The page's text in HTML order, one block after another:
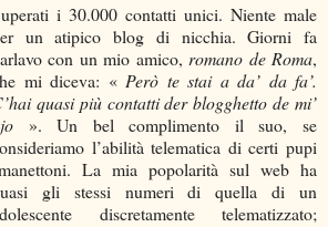
i 30.000 contatti unici. Niente male
un atipico blog di nicchia. Giorni fa
con un mio amico, romano de Roma,
mi diceva: « Però te stai a da’ da fa’.
quasi più contatti der blogghetto de mi’
». Un bel complimento il suo, se
l’abilità telematica di certi pupi
La mia popolarità sul web ha
gli stessi numeri di quella di un
discretamente telematizzato;